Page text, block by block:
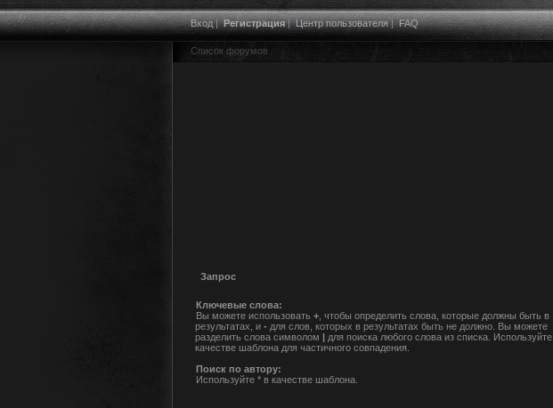
Вход|Регистрация|Центр пользователя|FAQ
Список форумов
Запрос
Ключевые слова:
Вы можете использовать + , чтобы определить слова, которые должны быть в
результатах, и - для слов, которых в результатах быть не должно. Вы можете
разделить слова символом | для поиска любого слова из списка. Используйте
качестве шаблона для частичного совпадения.
Поиск по автору:
Используйте * в качестве шаблона.